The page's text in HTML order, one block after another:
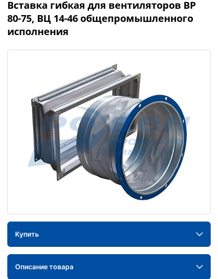
Вставка гибкая для вентиляторов ВР
80-75, ВЦ 14-46 общепромышленного
исполнения
Купить
Описание товара